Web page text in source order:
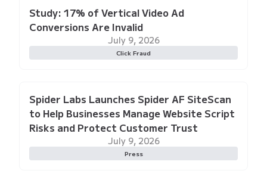
July 9, 2026
Click Fraud
Study: 17% of Vertical Video Ad
Conversions Are Invalid
July 9, 2026
Press
Spider Labs Launches Spider AF SiteScan
to Help Businesses Manage Website Script
Risks and Protect Customer Trust